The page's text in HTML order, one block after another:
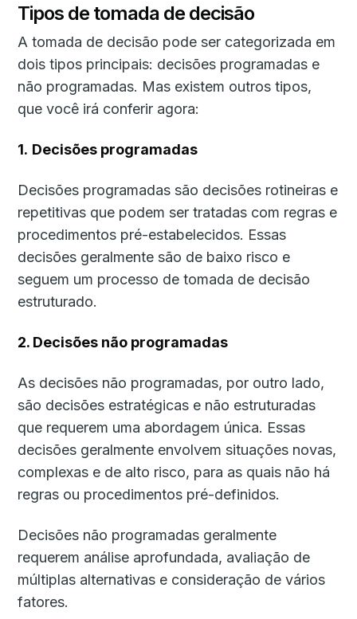
Tipos de tomada de decisão
A tomada de decisão pode ser categorizada em
dois tipos principais: decisões programadas e
não programadas. Mas existem outros tipos,
que você irá conferir agora:
1. Decisões programadas
Decisões programadas são decisões rotineiras e
repetitivas que podem ser tratadas com regras e
procedimentos pré-estabelecidos. Essas
decisões geralmente são de baixo risco e
seguem um processo de tomada de decisão
estruturado.
2. Decisões não programadas
As decisões não programadas, por outro lado,
são decisões estratégicas e não estruturadas
que requerem uma abordagem única. Essas
decisões geralmente envolvem situações novas,
complexas e de alto risco, para as quais não há
regras ou procedimentos pré-definidos.
Decisões não programadas geralmente
requerem análise aprofundada, avaliação de
múltiplas alternativas e consideração de vários
fatores.